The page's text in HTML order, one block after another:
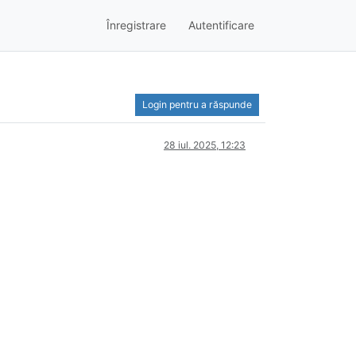
Înregistrare Autentificare
Login pentru a răspunde
28 iul. 2025, 12:23